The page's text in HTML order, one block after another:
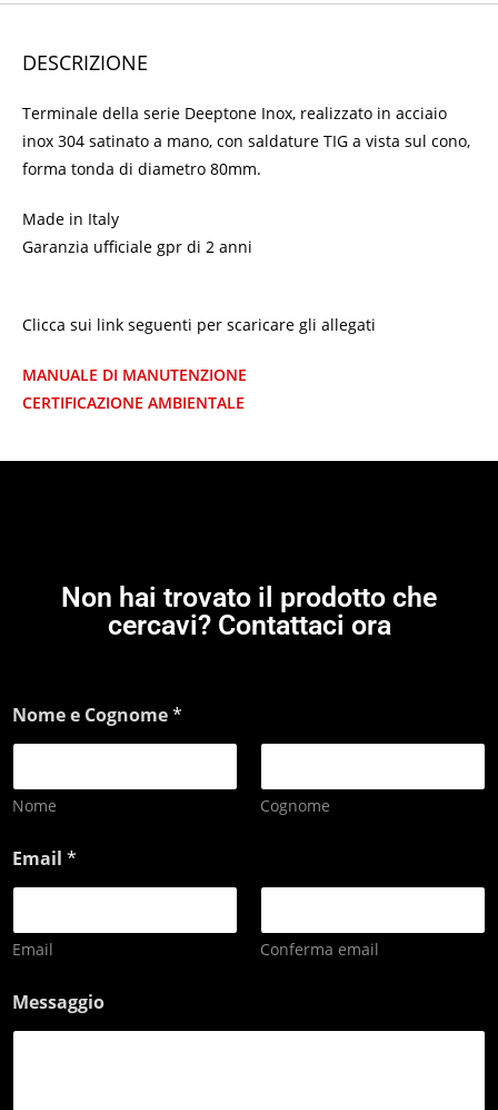
DESCRIZIONE
Terminale della serie Deeptone Inox, realizzato in acciaio
inox 304 satinato a mano, con saldature TIG a vista sul cono,
forma tonda di diametro 80mm.
Made in Italy
Garanzia ufficiale gpr di 2 anni
Clicca sui link seguenti per scaricare gli allegati
MANUALE DI MANUTENZIONE
CERTIFICAZIONE AMBIENTALE
Non hai trovato il prodotto che
cercavi? Contattaci ora
Nome e Cognome*
Nome Cognome
Email *
Email Conferma email
Messaggio